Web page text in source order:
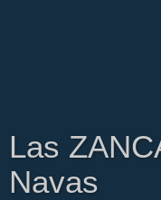
Las
Navas